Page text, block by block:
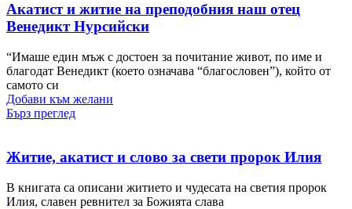
Акатист и житие на преподобния наш отец
Венедикт Нурсийски
“Имаше един мъж с достоен за почитание живот, по име и
благодат Венедикт (което означава “благословен”), който от
самото си
Добави към желани
Бърз преглед
Житие, акатист и слово за свети пророк Илия
В книгата са описани житието и чудесата на светия пророк
Илия, славен ревнител за Божията слава